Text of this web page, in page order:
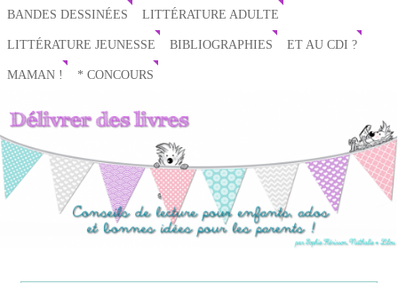
BANDES DESSINÉES LITTÉRATURE ADULTE
LITTÉRATURE JEUNESSE BIBLIOGRAPHIES ET AU CDI ?
MAMAN ! * CONCOURS